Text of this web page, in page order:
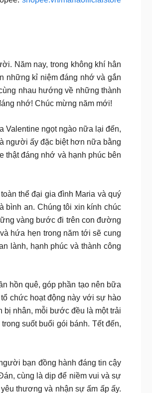
Năm nay, trong không khí hân
những kỉ niệm đáng nhớ và gắn
nhau hướng về những thành
nhớ! Chúc mừng năm mới!
Valentine ngọt ngào nữa lại đến,
người ấy đặc biệt hơn nữa bằng
thật đáng nhớ và hạnh phúc bên
thể đại gia đình Maria và quý
bình an. Chúng tôi xin kính chúc
vàng bước đi trên con đường
hứa hẹn trong năm tới sẽ cung
lành, hạnh phúc và thành công
hồn quê, góp phần tạo nên bữa
chức hoạt động này với sự hào
bị nhân, mỗi bước đều là một trải
suốt buổi gói bánh. Tết đến,
bạn đồng hành đáng tin cậy
cùng là dịp để niềm vui và sự
thương và nhận sự ấm ấp ấy.